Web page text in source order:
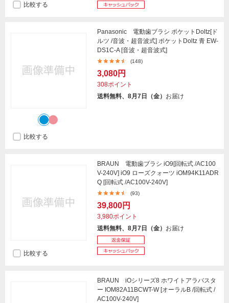
比較する
Panasonic 電動歯ブラシ ポケットDoltz[ド
ルツ /音波・超音波式] ポケットDoltz 青 EW-
DS1C-A [音波・超音波式]
(148)
3,080円
308ポイント
送料無料、8月7日（金） お届け
比較する
BRAUN 電動歯ブラシ iO9[回転式 /AC100
V-240V] iO9 ローズクォーツ iOM94K11ADR
Q [回転式 /AC100V-240V]
(93)
39,800円
3,980ポイント
送料無料、8月7日（金） お届け
比較する
BRAUN iOシリーズ8 ホワイトアラバスタ
ー IOM82A11BCWT-W [オーラルB /回転式 /
AC100V-240V]